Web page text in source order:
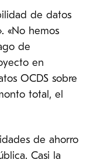
de datos
«No hemos
de
en
OCDS sobre
total, el
de ahorro
Casi la